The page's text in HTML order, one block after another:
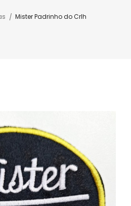
Mister Padrinho do Crlh